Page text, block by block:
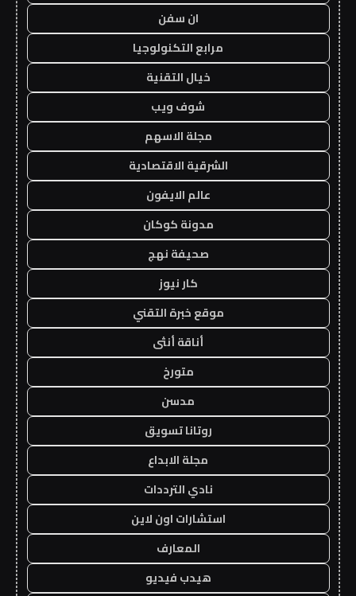
ان سفن
مرابع التكنولوجيا
خيال التقنية
شوف ويب
مجلة الاسهم
الشرقية الاقتصادية
عالم الايفون
مدونة كوكان
صحيفة نهج
كار نيوز
موقع خبرة التقني
أناقة أنثى
متورخ
مدسن
روتانا تسويق
مجلة الابداع
نادي الترددات
استشارات اون لاين
المعارف
هيدب فيديو